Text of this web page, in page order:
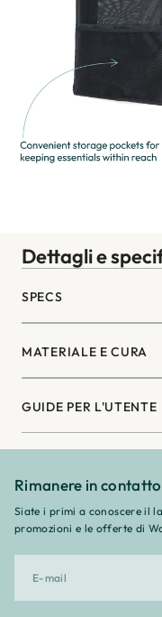
Dettagli e
SPECS
MATERIALE E CURA
GUIDE PER L'UTENTE
Rimanere in contatto
Siate i primi a conoscere il
promozioni e le offerte di